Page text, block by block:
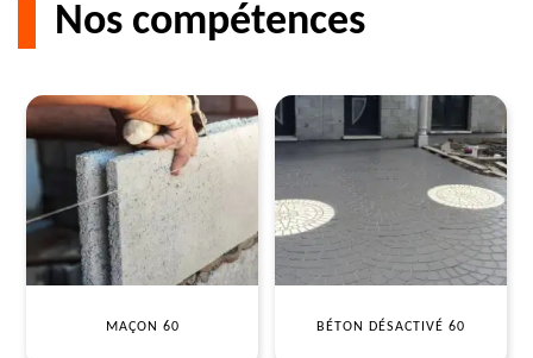
Nos compétences
MAÇON 60 BÉTON DÉSACTIVÉ 60